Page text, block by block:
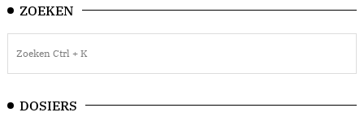
ZOEKEN
DOSIERS